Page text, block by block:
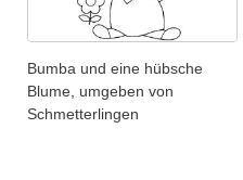
Bumba und eine hübsche
Blume, umgeben von
Schmetterlingen